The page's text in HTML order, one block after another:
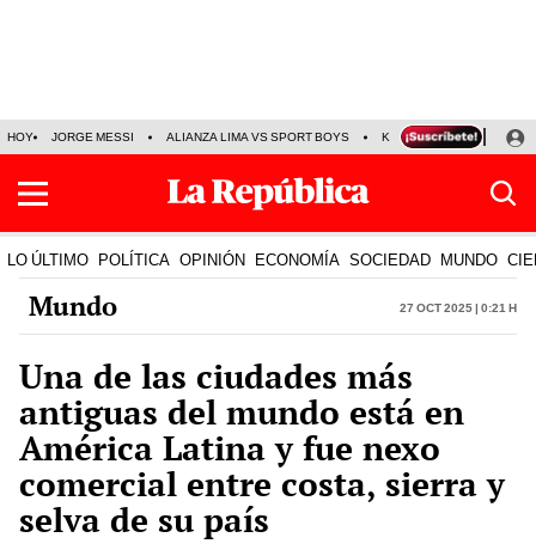
HOY JORGE MESSI ALIANZA LIMA VS SPORT BOYS KENJI FUJIMORI
LO ÚLTIMO POLÍTICA OPINIÓN ECONOMÍA SOCIEDAD MUNDO
Mundo 27 Oct 2025 | 0:21 h
Una de las ciudades más
antiguas del mundo está en
América Latina y fue nexo
comercial entre costa, sierra y
selva de su país